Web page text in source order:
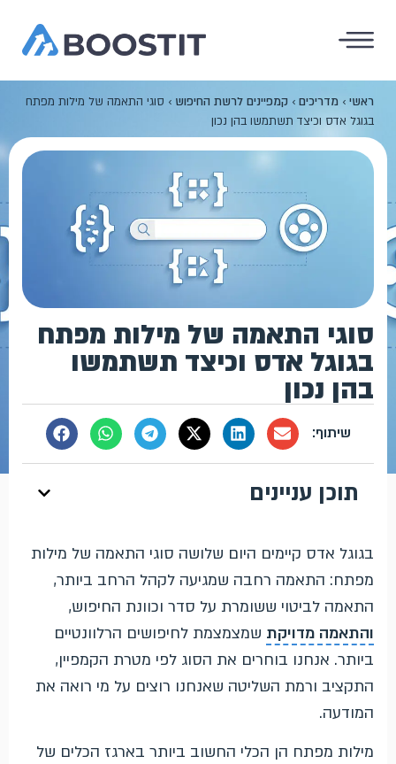
ראשי › מדריכים › קמפיינים לרשת החיפוש › סוגי התאמה של מילות מפתח
בגוגל אדס וכיצד תשתמשו בהן נכון
סוגי התאמה של מילות מפתח
בגוגל אדס וכיצד תשתמשו
בהן נכון
תוכן עניינים
בגוגל אדס קיימים היום שלושה סוגי התאמה של מילות
מפתח: התאמה רחבה שמגיעה לקהל הרחב ביותר,
התאמה לביטוי ששומרת על סדר וכוונת החיפוש,
והתאמה מדויקת שמצמצמת לחיפושים הרלוונטיים
ביותר. אנחנו בוחרים את הסוג לפי מטרת הקמפיין,
התקציב ורמת השליטה שאנחנו רוצים על מי רואה את
המודעה.
מילות מפתח הן הכלי החשוב ביותר בארגז הכלים של